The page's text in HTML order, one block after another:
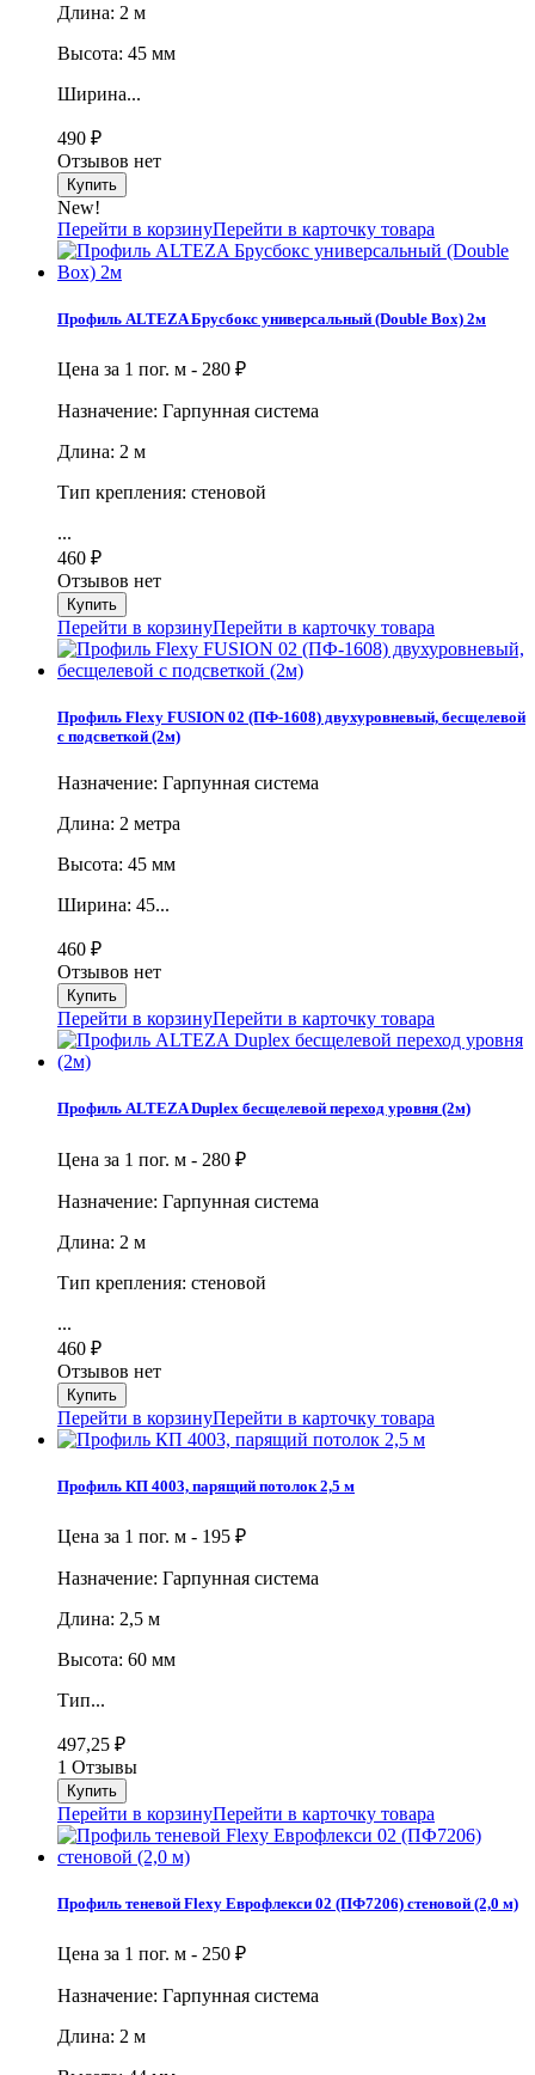
Длина: 2 м
Высота: 45 мм
Ширина...
490 ₽
Отзывов нет
New!
Перейти в корзинуПерейти в карточку товара
Профиль ALTEZA Брусбокс универсальный (Double Box) 2м
Цена за 1 пог. м - 280 ₽
Назначение: Гарпунная система
Длина: 2 м
Тип крепления: стеновой
...
460 ₽
Отзывов нет
Перейти в корзинуПерейти в карточку товара
Профиль Flexy FUSION 02 (ПФ-1608) двухуровневый, бесщелевой
с подсветкой (2м)
Назначение: Гарпунная система
Длина: 2 метра
Высота: 45 мм
Ширина: 45...
460 ₽
Отзывов нет
Перейти в корзинуПерейти в карточку товара
Профиль ALTEZA Duplex бесщелевой переход уровня (2м)
Цена за 1 пог. м - 280 ₽
Назначение: Гарпунная система
Длина: 2 м
Тип крепления: стеновой
...
460 ₽
Отзывов нет
Перейти в корзинуПерейти в карточку товара
Профиль КП 4003, парящий потолок 2,5 м
Цена за 1 пог. м - 195 ₽
Назначение: Гарпунная система
Длина: 2,5 м
Высота: 60 мм
Тип...
497,25 ₽
1 Отзывы
Перейти в корзинуПерейти в карточку товара
Профиль теневой Flexy Еврофлекси 02 (ПФ7206) стеновой (2,0 м)
Цена за 1 пог. м - 250 ₽
Назначение: Гарпунная система
Длина: 2 м